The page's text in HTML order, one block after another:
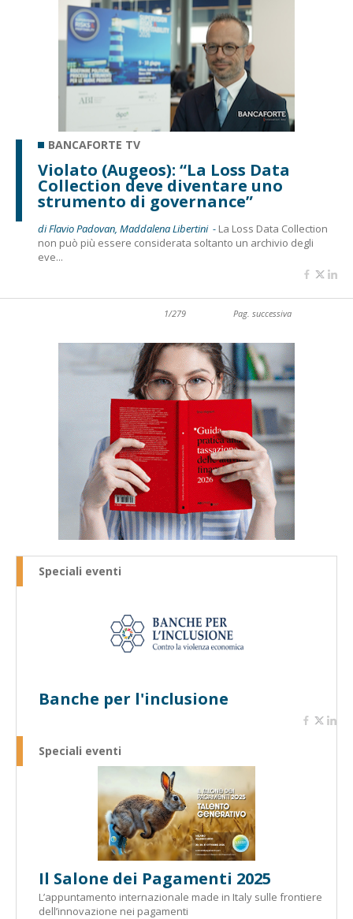
BANCAFORTE TV
Violato (Augeos): “La Loss Data
Collection deve diventare uno
strumento di governance”
di Flavio Padovan, Maddalena Libertini - La Loss Data Collection
non può più essere considerata soltanto un archivio degli
eve...
1/279 Pag. successiva
Speciali eventi
Banche per l'inclusione
Speciali eventi
Il Salone dei Pagamenti 2025
L’appuntamento internazionale made in Italy sulle frontiere
dell’innovazione nei pagamenti